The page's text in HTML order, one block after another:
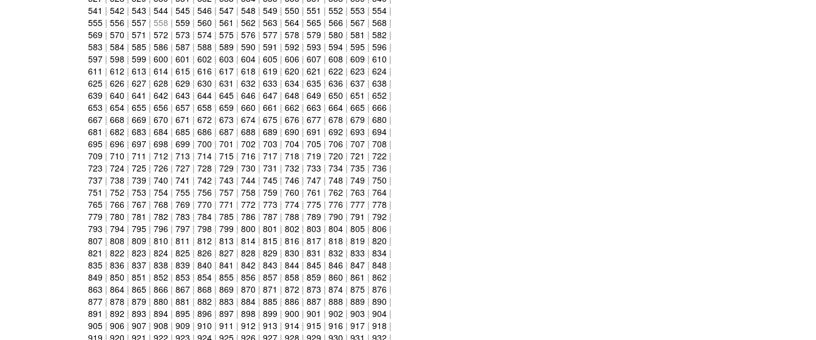
541 | 542 | 543 | 544| 545| 546| 547| 548 | 549| 550 | 551 | 552 | 553 | 554|
555| 556| 557| 558 | 559| 560 | 561 | 562 | 563 | 564| 565| 566| 567| 568 |
569| 570 | 571 | 572 | 573 | 574| 575| 576| 577| 578 | 579| 580 | 581 | 582 |
583 | 584| 585| 586| 587| 588 | 589| 590 | 591 | 592 | 593 | 594| 595| 596|
597| 598 | 599| 600 | 601 | 602 | 603 | 604| 605| 606| 607| 608 | 609| 610 |
611 | 612 | 613 | 614| 615| 616| 617| 618 | 619| 620 | 621 | 622 | 623 | 624|
625| 626| 627| 628 | 629| 630 | 631 | 632 | 633 | 634| 635| 636| 637| 638 |
639| 640 | 641 | 642 | 643 | 644| 645| 646| 647| 648 | 649| 650 | 651 | 652 |
653 | 654| 655| 656| 657| 658 | 659| 660 | 661 | 662 | 663 | 664| 665| 666|
667| 668 | 669| 670 | 671 | 672 | 673 | 674| 675| 676| 677| 678 | 679| 680 |
681 | 682 | 683 | 684| 685| 686| 687| 688 | 689| 690 | 691 | 692 | 693 | 694|
695| 696| 697| 698 | 699| 700 | 701 | 702 | 703 | 704| 705| 706| 707| 708 |
709| 710 | 711 | 712 | 713 | 714| 715| 716| 717| 718 | 719| 720 | 721 | 722 |
723 | 724| 725| 726| 727| 728 | 729| 730 | 731 | 732 | 733 | 734| 735| 736|
737| 738 | 739| 740 | 741 | 742 | 743 | 744| 745| 746| 747| 748 | 749| 750 |
751 | 752 | 753 | 754| 755| 756| 757| 758 | 759| 760 | 761 | 762 | 763 | 764|
765| 766| 767| 768 | 769| 770 | 771 | 772 | 773 | 774| 775| 776| 777| 778 |
779| 780 | 781 | 782 | 783 | 784| 785| 786| 787| 788 | 789| 790 | 791 | 792 |
793 | 794| 795| 796| 797| 798 | 799| 800 | 801 | 802 | 803 | 804| 805| 806|
807| 808 | 809| 810 | 811 | 812 | 813 | 814| 815| 816| 817| 818 | 819| 820 |
821 | 822 | 823 | 824| 825| 826| 827| 828 | 829| 830 | 831 | 832 | 833 | 834|
835| 836| 837| 838 | 839| 840 | 841 | 842 | 843 | 844| 845| 846| 847| 848 |
849| 850 | 851 | 852 | 853 | 854| 855| 856| 857| 858 | 859| 860 | 861 | 862 |
863 | 864| 865| 866| 867| 868 | 869| 870 | 871 | 872 | 873 | 874| 875| 876|
877| 878 | 879| 880 | 881 | 882 | 883 | 884| 885| 886| 887| 888 | 889| 890 |
891 | 892 | 893 | 894| 895| 896| 897| 898 | 899| 900 | 901 | 902 | 903 | 904|
905| 906| 907| 908 | 909| 910 | 911 | 912 | 913 | 914| 915| 916| 917| 918 |
919| 920 | 921 | 922 | 923 | 924| 925| 926| 927| 928 | 929| 930 | 931 | 932 |